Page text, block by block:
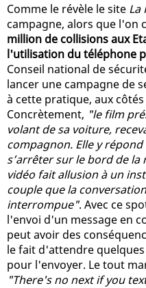
Comme le révèle le site La
campagne, alors que l'on
million de collisions aux
l'utilisation du téléphone
Conseil national de
lancer une campagne de
à cette pratique, aux
Concrètement, "le film
volant de sa voiture,
compagnon. Elle y
s’arrêter sur le bord de la
vidéo fait allusion à un
couple que la
interrompue". Avec ce
l'envoi d'un message en
peut avoir des
le fait d'attendre
pour l'envoyer. Le tout
"There's no next if you